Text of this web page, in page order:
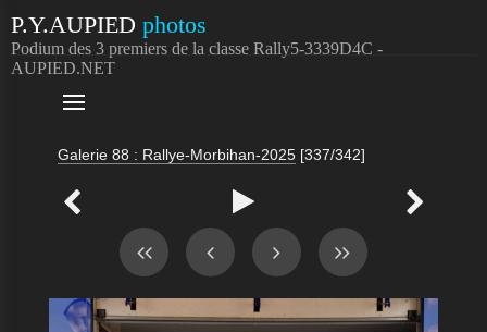
P.Y.AUPIED photos
Podium des 3 premiers de la classe Rally5-3339D4C -
AUPIED.NET

Galerie 88 : Rallye-Morbihan-2025 [337/342]
  